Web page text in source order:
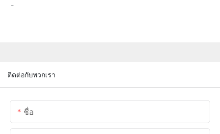
-
ติดต่อกับพวกเรา
ชื่อ